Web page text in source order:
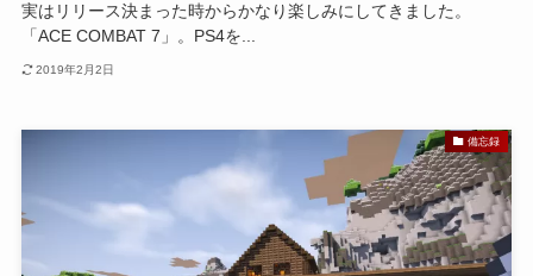
実はリリース決まった時からかなり楽しみにしてきました。
「ACE COMBAT 7」。PS4を...
2019年2月2日
備忘録